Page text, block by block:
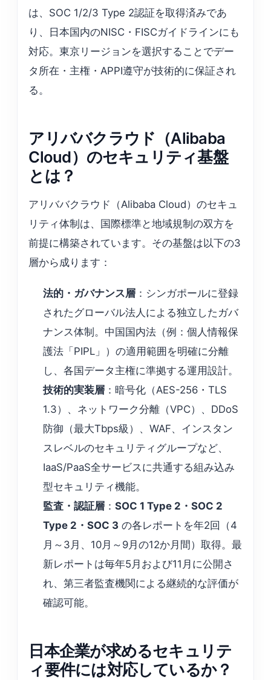
は、SOC 1/2/3 Type 2認証を取得済みであ
り、日本国内のNISC・FISCガイドラインにも
対応。東京リージョンを選択することでデー
タ所在・主権・APPI遵守が技術的に保証され
る。
アリババクラウド（Alibaba
Cloud）のセキュリティ基盤
とは？
アリババクラウド（Alibaba Cloud）のセキュ
リティ体制は、国際標準と地域規制の双方を
前提に構築されています。その基盤は以下の3
層から成ります：
法的・ガバナンス層 ：シンガポールに登録
されたグローバル法人による独立したガバ
ナンス体制。中国国内法（例：個人情報保
護法「PIPL」）の適用範囲を明確に分離
し、各国データ主権に準拠する運用設計。
技術的実装層 ：暗号化（AES-256・TLS
1.3）、ネットワーク分離（VPC）、DDoS
防御（最大Tbps級）、WAF、インスタン
スレベルのセキュリティグループなど、
IaaS/PaaS全サービスに共通する組み込み
型セキュリティ機能。
監査・認証層 ：SOC 1 Type 2・SOC 2
Type 2・SOC 3 の各レポートを年2回（4
月～3月、10月～9月の12か月間）取得。最
新レポートは毎年5月および11月に公開さ
れ、第三者監査機関による継続的な評価が
確認可能。
日本企業が求めるセキュリテ
ィ要件には対応しているか？